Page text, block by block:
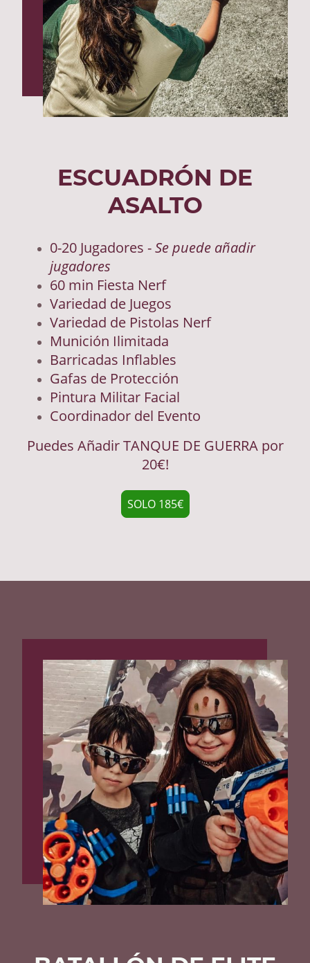
ESCUADRÓN DE
ASALTO
0-20 Jugadores -Se puede añadir
jugadores
60 min Fiesta Nerf
Variedad de Juegos
Variedad de Pistolas Nerf
Munición Ilimitada
Barricadas Inflables
Gafas de Protección
Pintura Militar Facial
Coordinador del Evento
Puedes Añadir TANQUE DE GUERRA por
20€!
SOLO 185€